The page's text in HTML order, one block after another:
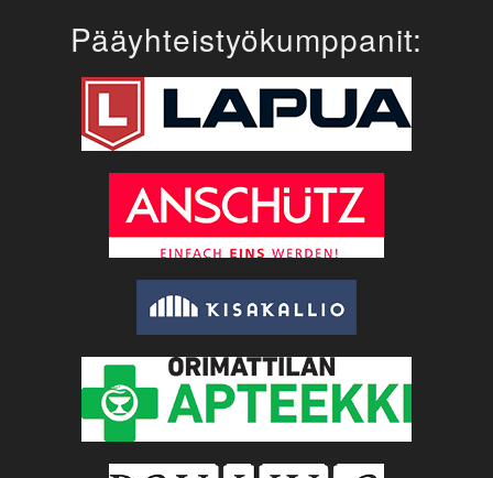
Pääyhteistyökumppanit: